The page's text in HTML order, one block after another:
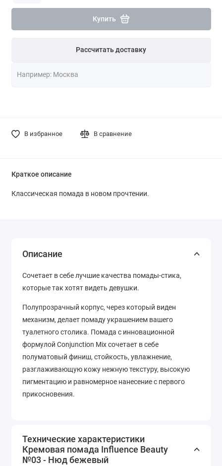
Купить
Рассчитать доставку
В избранное В сравнение
Краткое описание
Классическая помада в новом прочтении.
Описание
Сочетает в себе лучшие качества помады-стика,
которые так хотят видеть девушки.
Полупрозрачный корпус, через который виден
механизм, делает помаду украшением вашего
туалетного столика. Помада с инновационной
формулой Conjunction Mix сочетает в себе
полуматовый финиш, стойкость, увлажнение,
разглаживающую кожу нежную текстуру, высокую
пигментацию и равномерное нанесение с первого
прикосновения.
Технические характеристики
Кремовая помада Influence Beauty
№03 - Нюд бежевый